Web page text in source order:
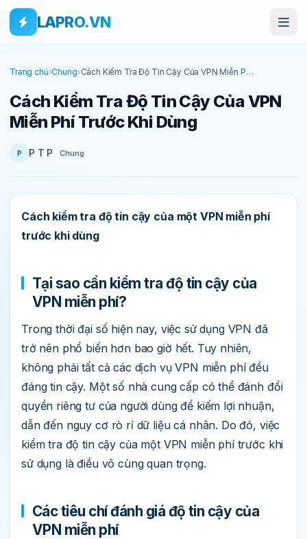
Skip to main content
Bỏ qua tới nội dung
LAPRO.VN
Trang chủ›Chung›Cách Kiểm Tra Độ Tin Cậy Của VPN Miễn Phí
Cách Kiểm Tra Độ Tin Cậy Của VPN
Miễn Phí Trước Khi Dùng
P P T P Chung
Cách kiểm tra độ tin cậy của một VPN miễn phí
trước khi dùng
Tại sao cần kiểm tra độ tin cậy của
VPN miễn phí?
Trong thời đại số hiện nay, việc sử dụng VPN đã
trở nên phổ biến hơn bao giờ hết. Tuy nhiên,
không phải tất cả các dịch vụ VPN miễn phí đều
đáng tin cậy. Một số nhà cung cấp có thể đánh đổi
quyền riêng tư của người dùng để kiếm lợi nhuận,
dẫn đến nguy cơ rò rỉ dữ liệu cá nhân. Do đó, việc
kiểm tra độ tin cậy của một VPN miễn phí trước khi
sử dụng là điều vô cùng quan trọng.
Các tiêu chí đánh giá độ tin cậy của
VPN miễn phí